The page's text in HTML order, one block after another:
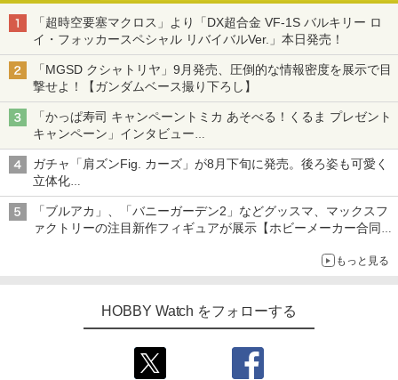
「超時空要塞マクロス」より「DX超合金 VF-1S バルキリー ロ
イ・フォッカースペシャル リバイバルVer.」本日発売！
「MGSD クシャトリヤ」9月発売、圧倒的な情報密度を展示で目
撃せよ！【ガンダムベース撮り下ろし】
「かっぱ寿司 キャンペーントミカ あそべる！くるま プレゼント
キャンペーン」インタビュー
子どもが楽しめるかっぱ寿司ならではの体験とコラボの楽しさを
追求
ガチャ「肩ズンFig. カーズ」が8月下旬に発売。後ろ姿も可愛く
立体化
ライトニング・マックィーンやメーターなど4種がラインナップ
「ブルアカ」、「バニーガーデン2」などグッスマ、マックスフ
ァクトリーの注目新作フィギュアが展示【ホビーメーカー合同展
もっと見る
HOBBY Watch をフォローする